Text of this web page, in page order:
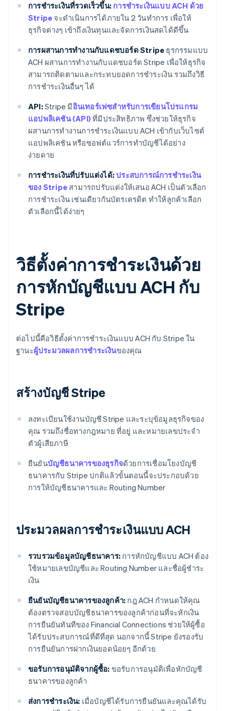
การชําระเงินที่รวดเร็วขึ้น: การชําระเงินแบบ ACH ด้วย
Stripe จะดำเนินการได้ภายใน 2 วันทําการ เพื่อให้
ธุรกิจต่างๆ เข้าถึงเงินทุนและจัดการเงินสดได้ดีขึ้น
การผสานการทํางานกับแดชบอร์ด Stripe ธุรกรรมแบบ
ACH ผสานการทํางานกับแดชบอร์ด Stripe เพื่อให้ธุรกิจ
สามารถติดตามและกระทบยอดการชําระเงิน รวมถึงวิธี
การชําระเงินอื่นๆ ได้
API:Stripe มีอินเทอร์เฟซสําหรับการเขียนโปรแกรม
แอปพลิเคชัน (API)ที่มีประสิทธิภาพ ซึ่งช่วยให้ธุรกิจ
ผสานการทํางานการชำระเงินแบบ ACH เข้ากับเว็บไซต์
แอปพลิเคชัน หรือซอฟต์แวร์การทําบัญชีได้อย่าง
ง่ายดาย
การชําระเงินที่ปรับแต่งได้:ประสบการณ์การชําระเงิน
ของ Stripe สามารถปรับแต่งให้เสนอ ACH เป็นตัวเลือก
การชําระเงิน เช่นเดียวกันบัตรเครดิต ทําให้ลูกค้าเลือก
ตัวเลือกนี้ได้ง่ายๆ
วิธีตั้งค่าการชำระเงินด้วย
การหักบัญชีแบบ ACH กับ
Stripe
ต่อไปนี้คือวิธีตั้งค่าการชําระเงินแบบ ACH กับ Stripe ใน
ฐานะผู้ประมวลผลการชําระเงินของคุณ
สร้างบัญชี Stripe
ลงทะเบียนใช้งานบัญชี Stripe และระบุข้อมูลธุรกิจของ
คุณ รวมถึงชื่อทางกฎหมาย ที่อยู่ และหมายเลขประจํา
ตัวผู้เสียภาษี
ยืนยันบัญชีธนาคารของธุรกิจด้วยการเชื่อมโยงบัญชี
ธนาคารกับ Stripe ปกติแล้วขั้นตอนนี้จะประกอบด้วย
การให้บัญชีธนาคารและ Routing Number
ประมวลผลการชําระเงินแบบ ACH
รวบรวมข้อมูลบัญชีธนาคาร: การหักบัญชีแบบ ACH ต้อง
ใช้หมายเลขบัญชีและ Routing Number และชื่อผู้ชําระ
เงิน
ยืนยันบัญชีธนาคารของลูกค้า: กฎ ACH กําหนดให้คุณ
ต้องตรวจสอบบัญชีธนาคารของลูกค้าก่อนที่จะหักเงิน
การยืนยันทันทีของ Financial Connections ช่วยให้ผู้ซื้อ
ได้รับประสบการณ์ที่ดีที่สุด นอกจากนี้ Stripe ยังรองรับ
การยืนยันการฝากเงินยอดน้อยๆ อีกด้วย
ขอรับการอนุมัติจากผู้ซื้อ: ขอรับการอนุมัติเพื่อหักบัญชี
ธนาคารของลูกค้า
ส่งการชําระเงิน: เมื่อบัญชีได้รับการยืนยันและคุณได้รับ